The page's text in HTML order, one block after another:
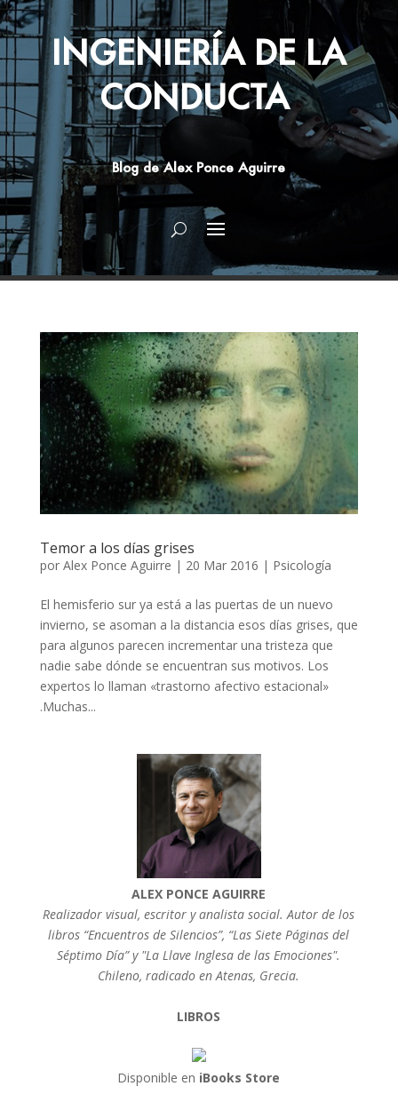
INGENIERÍA DE LA
CONDUCTA
Blog de Alex Ponce Aguirre
Temor a los días grises
por Alex Ponce Aguirre | 20 Mar 2016 | Psicología
El hemisferio sur ya está a las puertas de un nuevo
invierno, se asoman a la distancia esos días grises, que
para algunos parecen incrementar una tristeza que
nadie sabe dónde se encuentran sus motivos. Los
expertos lo llaman «trastorno afectivo estacional»
.Muchas...
ALEX PONCE AGUIRRE
Realizador visual, escritor y analista social. Autor de los
libros “Encuentros de Silencios”, “Las Siete Páginas del
Séptimo Día” y "La Llave Inglesa de las Emociones".
Chileno, radicado en Atenas, Grecia.
LIBROS
Disponible en iBooks Store